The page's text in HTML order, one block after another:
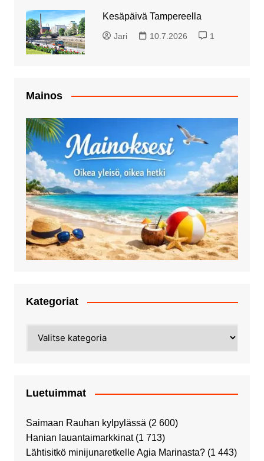
Kesäpäivä Tampereella
Jari 10.7.2026 1
Mainos
Kategoriat
Luetuimmat
Saimaan Rauhan kylpylässä (2 600)
Hanian lauantaimarkkinat (1 713)
Lähtisitkö minijunaretkelle Agia Marinasta? (1 443)